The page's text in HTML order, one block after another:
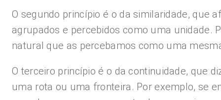
O segundo princípio é o da similaridade, que
agrupados e percebidos como uma unidade.
natural que as percebamos como uma
O terceiro princípio é o da continuidade, que
uma rota ou uma fronteira. Por exemplo, se